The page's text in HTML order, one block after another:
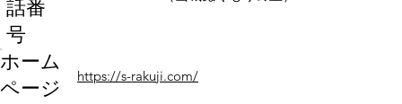
話番
号
ホーム
ページ
https://s-rakuji.com/